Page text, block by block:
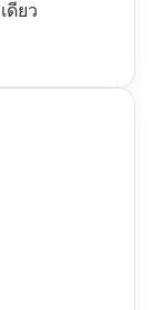
ดียว